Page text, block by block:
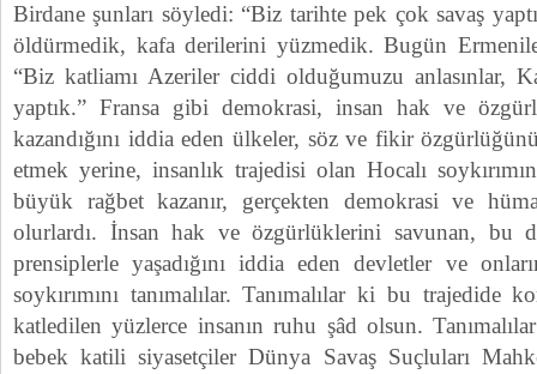
Birdane şunları söyledi: “Biz tarihte pek çok savaş
öldürmedik, kafa derilerini yüzmedik. Bugün
“Biz katliamı Azeriler ciddi olduğumuzu anlasınlar,
yaptık.” Fransa gibi demokrasi, insan hak ve
kazandığını iddia eden ülkeler, söz ve fikir
etmek yerine, insanlık trajedisi olan Hocalı
büyük rağbet kazanır, gerçekten demokrasi ve
olurlardı. İnsan hak ve özgürlüklerini savunan, bu
prensiplerle yaşadığını iddia eden devletler ve
soykırımını tanımalılar. Tanımalılar ki bu trajedide
katledilen yüzlerce insanın ruhu şâd olsun.
bebek katili siyasetçiler Dünya Savaş Suçluları